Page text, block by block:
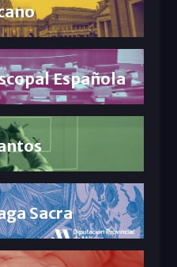
Española
Sacra